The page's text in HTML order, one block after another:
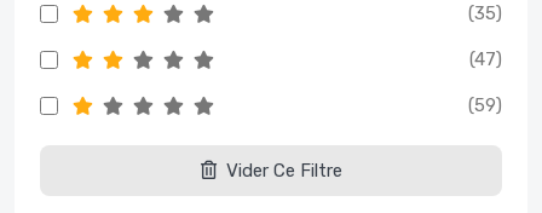
(35)
(47)
(59)
Vider Ce Filtre